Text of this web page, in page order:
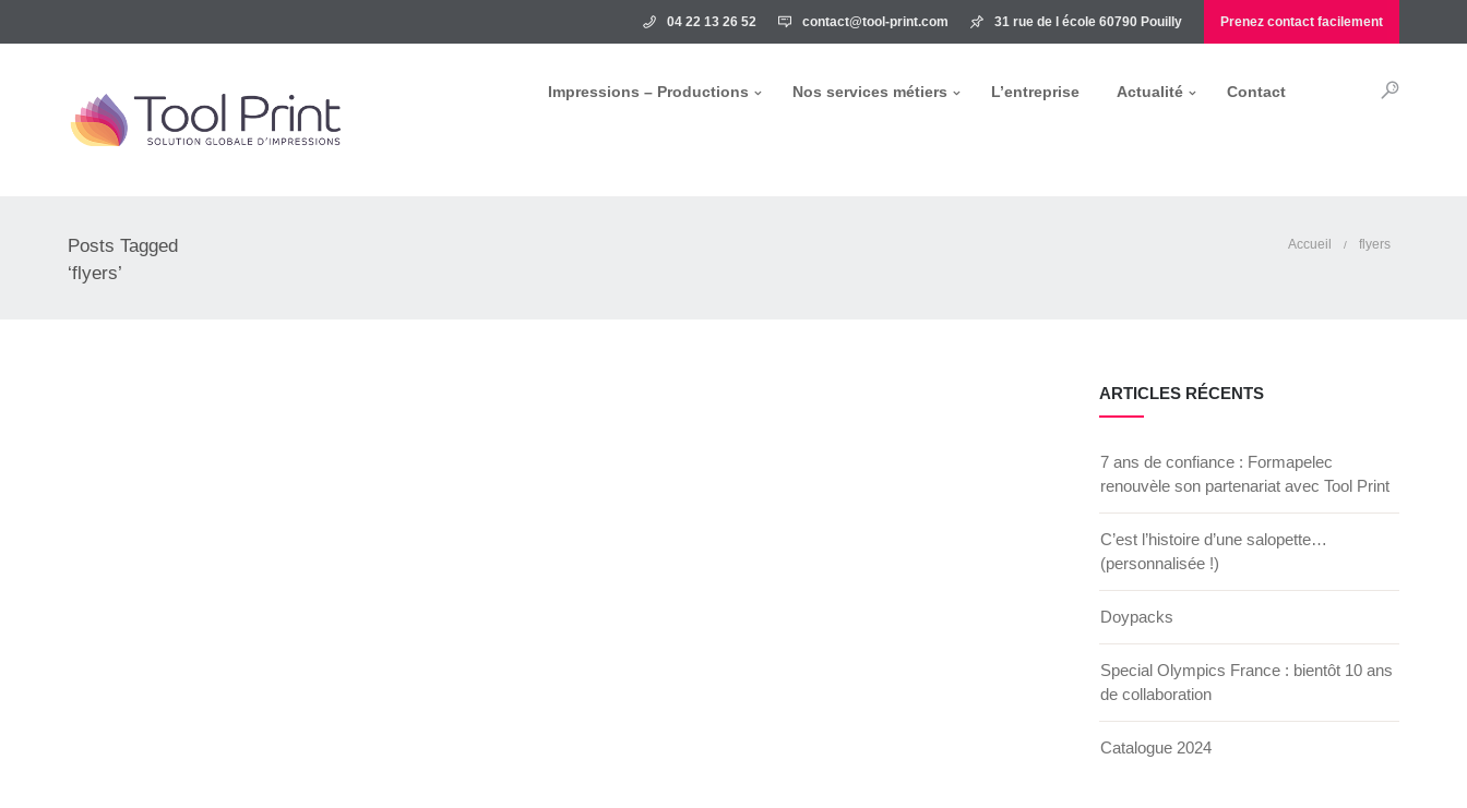
04 22 13 26 52 contact@tool-print.com 31 rue de l école 60790 Pouilly Prenez contact facilement
Impressions – Productions Nos services métiers L’entreprise Actualité Contact
Posts Tagged
‘flyers’
Accueil / flyers
ARTICLES RÉCENTS
7 ans de confiance : Formapelec
renouvèle son partenariat avec Tool Print
C’est l’histoire d’une salopette…
(personnalisée !)
Doypacks
Special Olympics France : bientôt 10 ans
de collaboration
Catalogue 2024